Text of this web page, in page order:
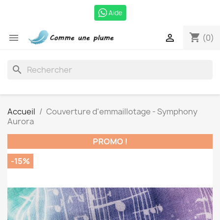
Aide
 shopping_cart (0)

search
Accueil
Couverture d'emmaillotage - Symphony
Aurora
PROMO !
-15%